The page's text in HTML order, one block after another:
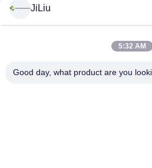
Contato
JiLiu
5:32 AM
Good day, what product are you